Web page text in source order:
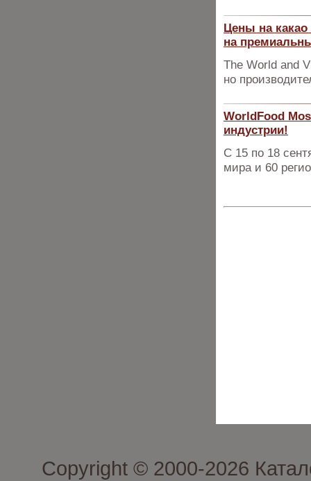
Цены на
на
The World and
но
WorldFood
индустрии!
С 15 по 18
мира и 60
Copyright © 2000-2026